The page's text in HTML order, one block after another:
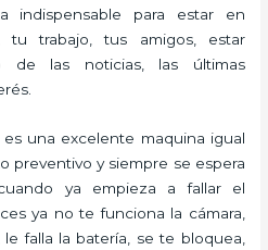
indispensable para estar en
tu trabajo, tus amigos, estar
de las noticias, las últimas
una excelente maquina igual
preventivo y siempre se espera
ya empieza a fallar el
ya no te funciona la cámara,
falla la batería, se te bloquea,